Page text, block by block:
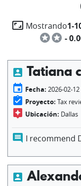
aspect_ratio Mostrando1-
starsstars -
account_box Tatiana
event Fecha: 2026-02-12
assignment_turned_in Proyecto: Tax
assistant Ubicación: Dallas
comment I recommend
account_box